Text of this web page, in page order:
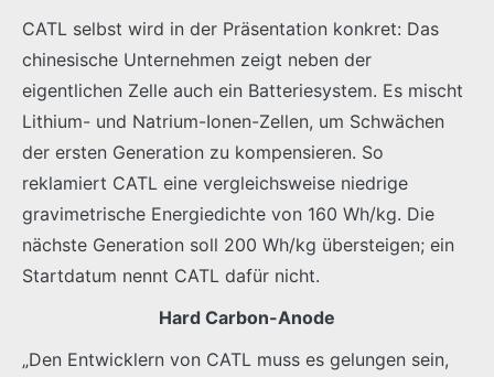
CATL selbst wird in der Präsentation konkret: Das
chinesische Unternehmen zeigt neben der
eigentlichen Zelle auch ein Batteriesystem. Es mischt
Lithium- und Natrium-Ionen-Zellen, um Schwächen
der ersten Generation zu kompensieren. So
reklamiert CATL eine vergleichsweise niedrige
gravimetrische Energiedichte von 160 Wh/kg. Die
nächste Generation soll 200 Wh/kg übersteigen; ein
Startdatum nennt CATL dafür nicht.
Hard Carbon-Anode
„Den Entwicklern von CATL muss es gelungen sein,